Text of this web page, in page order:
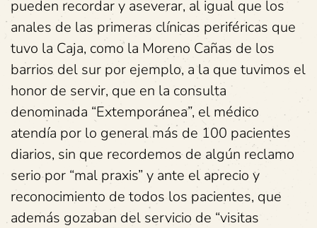
pueden recordar y aseverar, al igual que los
anales de las primeras clínicas periféricas que
tuvo la Caja, como la Moreno Cañas de los
barrios del sur por ejemplo, a la que tuvimos el
honor de servir, que en la consulta
denominada “Extemporánea”, el médico
atendía por lo general más de 100 pacientes
diarios, sin que recordemos de algún reclamo
serio por “mal praxis” y ante el aprecio y
reconocimiento de todos los pacientes, que
además gozaban del servicio de “visitas